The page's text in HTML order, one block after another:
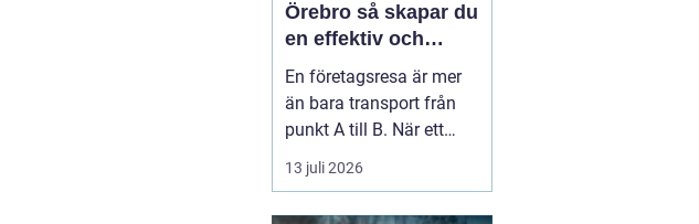
Örebro så skapar du
en effektiv och
minnesvärd resa
En företagsresa är mer
än bara transport från
punkt A till B. När ett
företag planerar en resa
för medarbetare eller
13 juli 2026